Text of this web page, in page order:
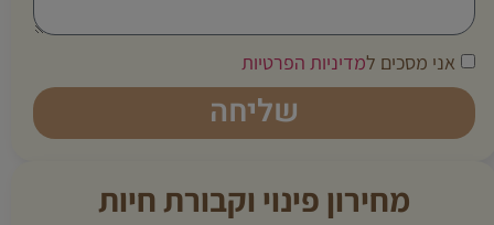
אני מסכים למדיניות הפרטיות
שליחה
מחירון פינוי וקבורת חיות